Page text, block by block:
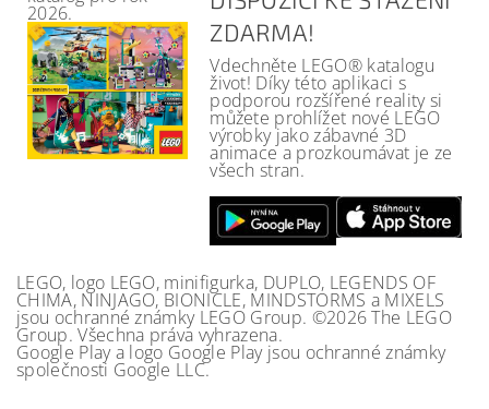
2026.
ZDARMA!
Vdechněte LEGO® katalogu
život! Díky této aplikaci s
podporou rozšířené reality si
můžete prohlížet nové LEGO
výrobky jako zábavné 3D
animace a prozkoumávat je ze
všech stran.
LEGO, logo LEGO, minifigurka, DUPLO, LEGENDS OF
CHIMA, NINJAGO, BIONICLE, MINDSTORMS a MIXELS
jsou ochranné známky LEGO Group. ©2026 The LEGO
Group. Všechna práva vyhrazena.
Google Play a logo Google Play jsou ochranné známky
společnosti Google LLC.